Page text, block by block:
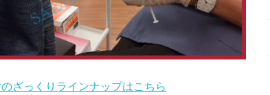
ざっくりラインナップはこちら